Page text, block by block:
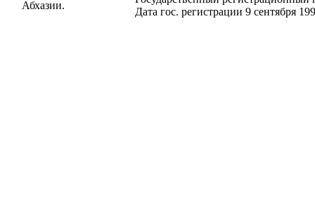
Абхазии.
Дата гос. регистрации 9 сентября